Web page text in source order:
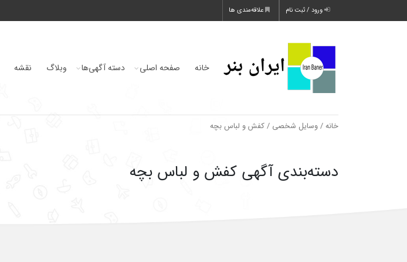
ورود / ثبت نام علاقه‌مندی ها
خانه صفحه اصلی دسته آگهی‌ها وبلاگ نقشه
خانه / وسایل شخصی / کفش و لباس بچه
دسته‌بندی آگهی کفش و لباس بچه